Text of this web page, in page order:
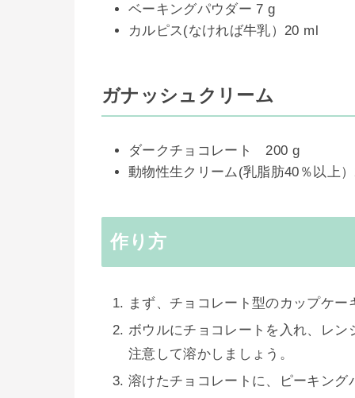
ベーキングパウダー 7 g
カルピス(なければ牛乳）20 ml
ガナッシュクリーム
ダークチョコレート 200 g
動物性生クリーム(乳脂肪40％以上
作り方
まず、チョコレート型のカップケ
ボウルにチョコレートを入れ、レ
注意して溶かしましょう。
溶けたチョコレートに、ピーキン